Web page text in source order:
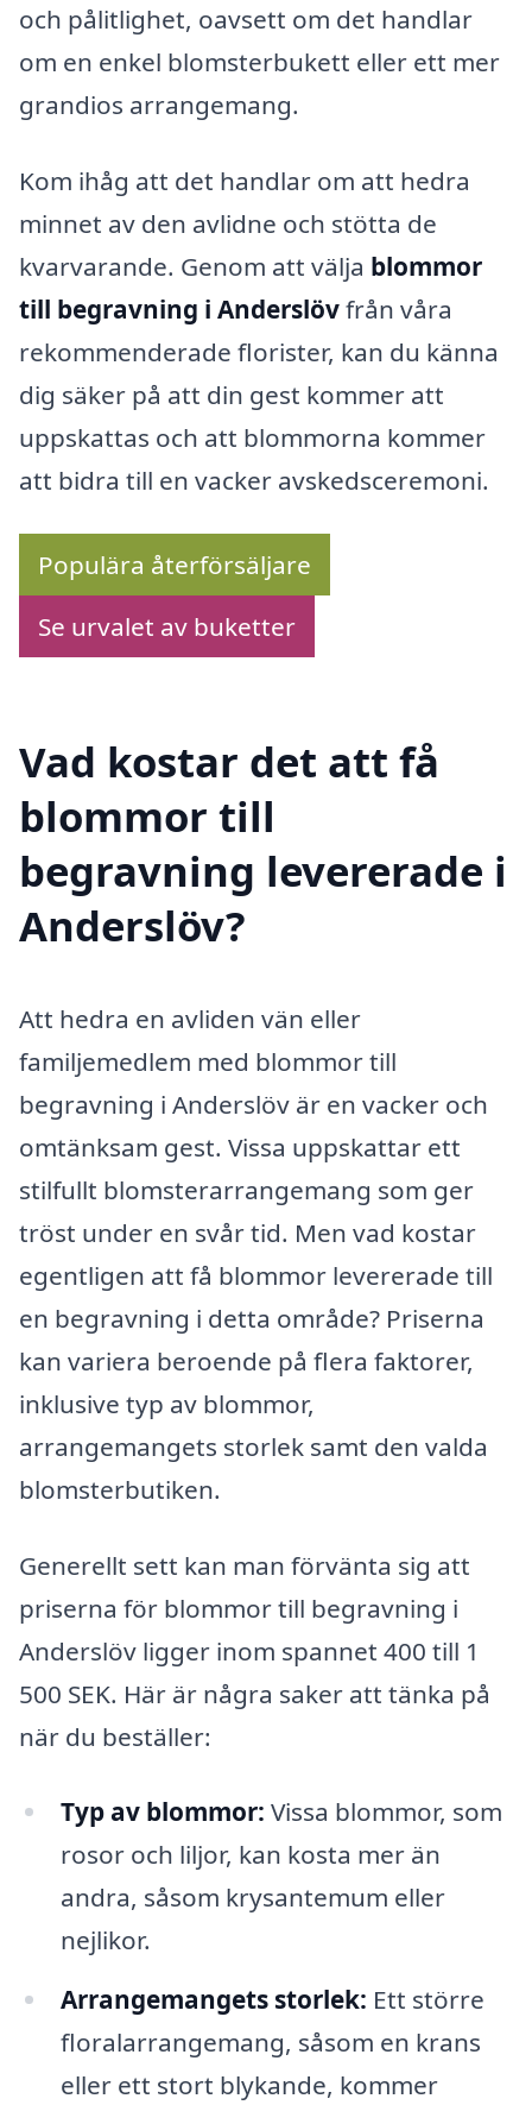
och pålitlighet, oavsett om det handlar
om en enkel blomsterbukett eller ett mer
grandios arrangemang.
Kom ihåg att det handlar om att hedra
minnet av den avlidne och stötta de
kvarvarande. Genom att välja blommor
till begravning i Anderslövfrån våra
rekommenderade florister, kan du känna
dig säker på att din gest kommer att
uppskattas och att blommorna kommer
att bidra till en vacker avskedsceremoni.
Populära återförsäljare
Se urvalet av buketter
Vad kostar det att få
blommor till
begravning levererade i
Anderslöv?
Att hedra en avliden vän eller
familjemedlem med blommor till
begravning i Anderslöv är en vacker och
omtänksam gest. Vissa uppskattar ett
stilfullt blomsterarrangemang som ger
tröst under en svår tid. Men vad kostar
egentligen att få blommor levererade till
en begravning i detta område? Priserna
kan variera beroende på flera faktorer,
inklusive typ av blommor,
arrangemangets storlek samt den valda
blomsterbutiken.
Generellt sett kan man förvänta sig att
priserna för blommor till begravning i
Anderslöv ligger inom spannet 400 till 1
500 SEK. Här är några saker att tänka på
när du beställer:
Typ av blommor: Vissa blommor, som
rosor och liljor, kan kosta mer än
andra, såsom krysantemum eller
nejlikor.
Arrangemangets storlek: Ett större
floralarrangemang, såsom en krans
eller ett stort blykande, kommer